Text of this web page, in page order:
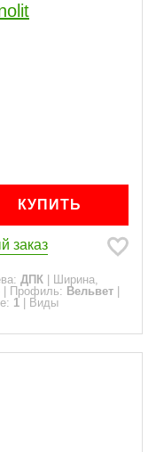
КУПИТЬ
заказ
ДПК
Ширина,
Профиль: Вельвет
1
Виды